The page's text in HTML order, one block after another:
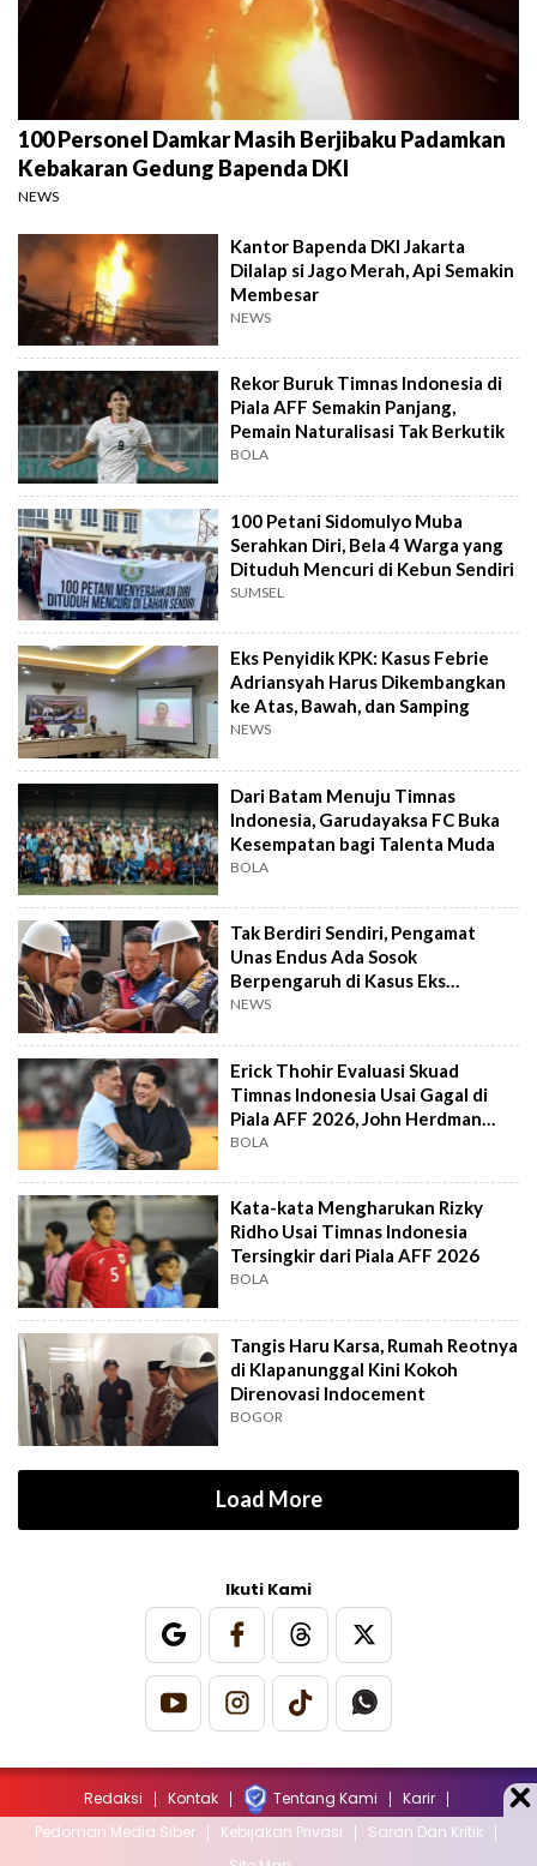
100 Personel Damkar Masih Berjibaku Padamkan
Kebakaran Gedung Bapenda DKI
NEWS
Kantor Bapenda DKI Jakarta
Dilalap si Jago Merah, Api Semakin
Membesar
NEWS
Rekor Buruk Timnas Indonesia di
Piala AFF Semakin Panjang,
Pemain Naturalisasi Tak Berkutik
BOLA
100 Petani Sidomulyo Muba
Serahkan Diri, Bela 4 Warga yang
Dituduh Mencuri di Kebun Sendiri
SUMSEL
Eks Penyidik KPK: Kasus Febrie
Adriansyah Harus Dikembangkan
ke Atas, Bawah, dan Samping
NEWS
Dari Batam Menuju Timnas
Indonesia, Garudayaksa FC Buka
Kesempatan bagi Talenta Muda
BOLA
Tak Berdiri Sendiri, Pengamat
Unas Endus Ada Sosok
Berpengaruh di Kasus Eks
Jampidsus
NEWS
Erick Thohir Evaluasi Skuad
Timnas Indonesia Usai Gagal di
Piala AFF 2026, John Herdman
Out?
BOLA
Kata-kata Mengharukan Rizky
Ridho Usai Timnas Indonesia
Tersingkir dari Piala AFF 2026
BOLA
Tangis Haru Karsa, Rumah Reotnya
di Klapanunggal Kini Kokoh
Direnovasi Indocement
BOGOR
Load More
Ikuti Kami
Redaksi Kontak Tentang Kami
Karir
Pedoman Media Siber
Kebijakan Privasi
Saran Dan Kritik